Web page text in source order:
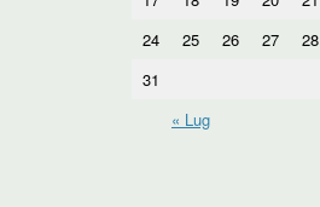
24
25 26 27 28
31
« Lug